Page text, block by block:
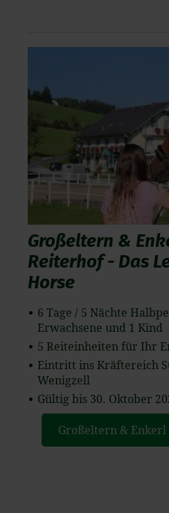
Großeltern &
Reiterhof - Das
Horse
6 Tage / 5 Nächte
Erwachsene und 1 Kind
5 Reiteinheiten für Ihr
Eintritt ins Kräftereich
Wenigzell
Gültig bis 30. Oktober
Großeltern &